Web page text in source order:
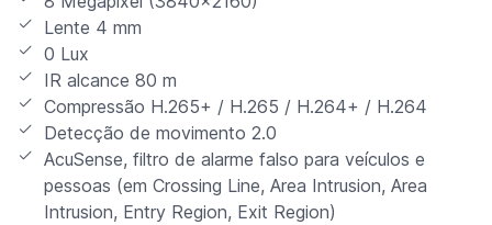
Lente 4 mm
0 Lux
IR alcance 80 m
Compressão H.265+ / H.265 / H.264+ / H.264
Detecção de movimento 2.0
AcuSense, filtro de alarme falso para veículos e
pessoas (em Crossing Line, Area Intrusion, Area
Intrusion, Entry Region, Exit Region)